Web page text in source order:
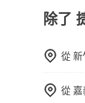
的飯店
選擇評
這些瑣
除了
從新
從